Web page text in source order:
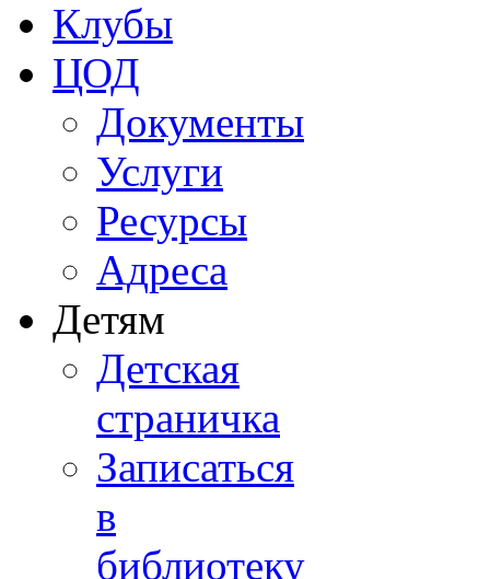
Клубы
ЦОД
Документы
Услуги
Ресурсы
Адреса
Детям
Детская
страничка
Записаться
в
библиотеку